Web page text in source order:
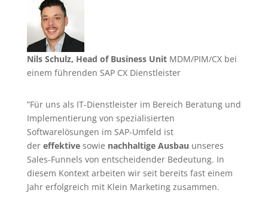
Nils Schulz, Head of Business UnitMDM/PIM/CX bei
einem führenden SAP CX Dienstleister
”Für uns als IT-Dienstleister im Bereich Beratung und
Implementierung von spezialisierten
Softwarelösungen im SAP-Umfeld ist
der effektive sowie nachhaltige Ausbau unseres
Sales-Funnels von entscheidender Bedeutung. In
diesem Kontext arbeiten wir seit bereits fast einem
Jahr erfolgreich mit Klein Marketing zusammen.